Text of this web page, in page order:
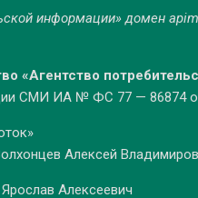
информации» домен
«Агентство
СМИ ИА № ФС 77 — 86874
Алексей
Алексеевич